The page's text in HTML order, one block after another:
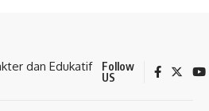
Follow
US